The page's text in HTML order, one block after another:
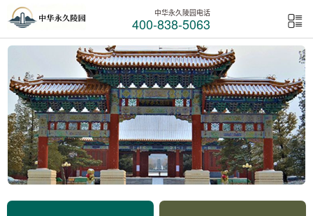
中华永久陵园电话
400-838-5063